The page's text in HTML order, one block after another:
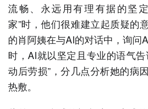
流畅、永远用有理有据的坚
家”时，他们很难建立起质疑的
的肖阿姨在与AI的对话中，询问
时，AI就以坚定且专业的语气
动后劳损”，分几点分析她的病
热敷。